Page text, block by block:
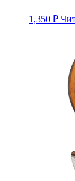
1,350 ₽